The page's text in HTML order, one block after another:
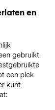
en
gebruikt.
een plek
kunt